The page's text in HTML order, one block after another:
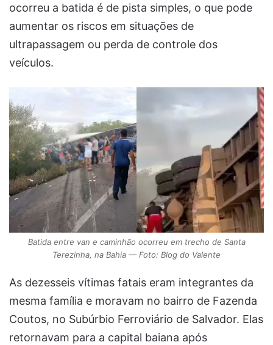
ocorreu a batida é de pista simples, o que pode
aumentar os riscos em situações de
ultrapassagem ou perda de controle dos
veículos.
Batida entre van e caminhão ocorreu em trecho de Santa
Terezinha, na Bahia — Foto: Blog do Valente
As dezesseis vítimas fatais eram integrantes da
mesma família e moravam no bairro de Fazenda
Coutos, no Subúrbio Ferroviário de Salvador. Elas
retornavam para a capital baiana após